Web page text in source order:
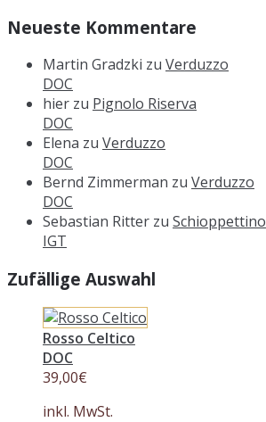
Neueste Kommentare
Martin Gradzki zu Verduzzo
DOC
hier zu Pignolo Riserva
DOC
Elena zu Verduzzo
DOC
Bernd Zimmerman zu Verduzzo
DOC
Sebastian Ritter zu Schioppettino
IGT
Zufällige Auswahl
Rosso Celtico
DOC
39,00€
inkl. MwSt.